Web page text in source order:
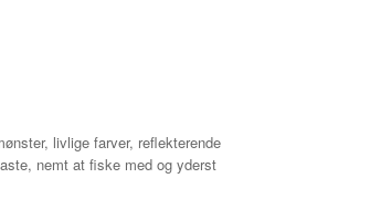
livlige farver, reflekterende
nemt at fiske med og yderst